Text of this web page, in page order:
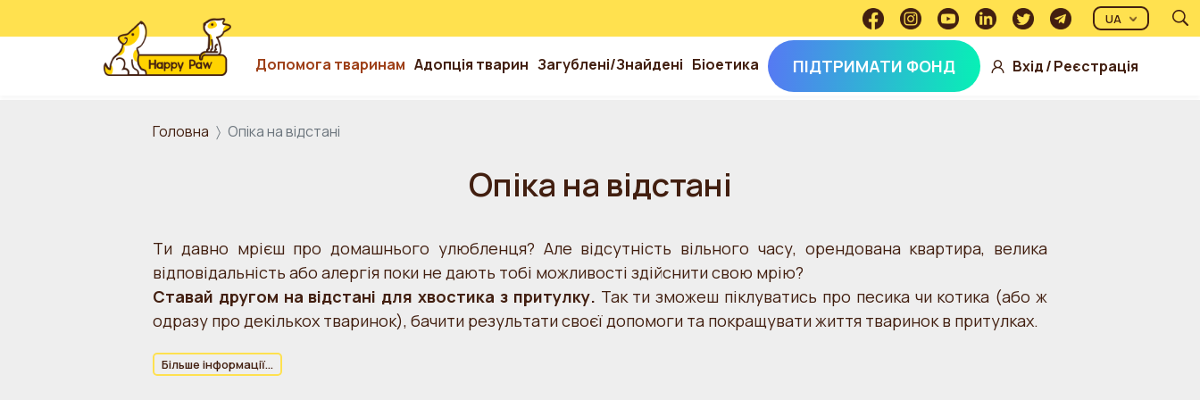
Допомога тваринам Адопція тварин Загублені/Знайдені Біоетика ПІДТРИМАТИ ФОНД Вхід/Реєстрація
UA
Головна Опіка на відстані
Опіка на відстані
Ти давно мрієш про домашнього улюбленця? Але відсутність вільного часу, орендована квартира, велика
відповідальність або алергія поки не дають тобі можливості здійснити свою мрію?
Ставай другом на відстані для хвостика з притулку. Так ти зможеш піклуватись про песика чи котика (або ж
одразу про декількох тваринок), бачити результати своєї допомоги та покращувати життя тваринок в притулках.
Більше інформації...